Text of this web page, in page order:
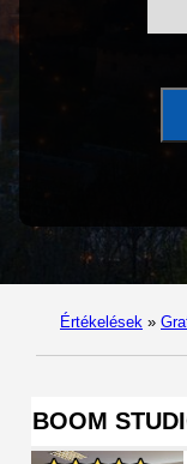
Értékelések »
BOOM